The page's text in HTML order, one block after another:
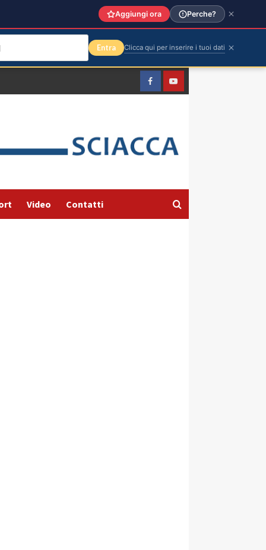
FacebookYountube
Video Contatti
Aggiungi ora Perche?
Entra Clicca qui per inserire i tuoi dati